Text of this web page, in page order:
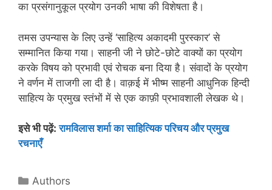
का प्रसंगानुकूल प्रयोग उनकी भाषा की विशेषता है।
तमस उपन्यास के लिए उन्हें ‘साहित्य अकादमी पुरस्कार’ से
सम्मानित किया गया।साहनी जी ने छोटे-छोटे वाक्यों का प्रयोग
करके विषय को प्रभावी एवं रोचक बना दिया है। संवादों के प्रयोग
ने वर्णन में ताजगी ला दी है। वाक़ई में भीष्म साहनी आधुनिक हिन्दी
साहित्य के प्रमुख स्तंभों में से एक काफ़ी प्रभावशाली लेखक थे।
इसे भी पढ़ें:रामविलास शर्मा का साहित्यिक परिचय और प्रमुख
रचनाएँ
Categories
Authors